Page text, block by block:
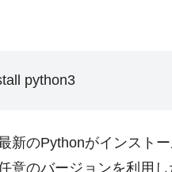
python3
新のPythonがインストー
意のバージョンを利用